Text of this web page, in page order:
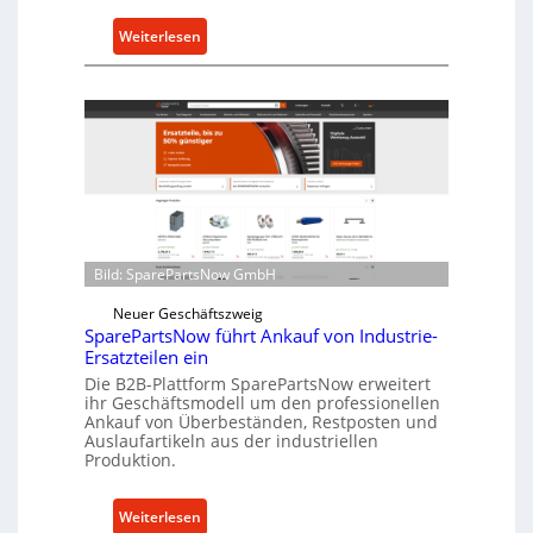
u
z
ü
r
i
i
r
k
t
e
A
n
t
i
Weiterlesen
C
l
l
n
t
w
i
c
k
e
l
t
Bild: SparePartsNow GmbH
Neuer Geschäftszweig
SparePartsNow führt Ankauf von Industrie-
Ersatzteilen ein
Die B2B-Plattform SparePartsNow erweitert
ihr Geschäftsmodell um den professionellen
Ankauf von Überbeständen, Restposten und
Auslaufartikeln aus der industriellen
Produktion.
Weiterlesen